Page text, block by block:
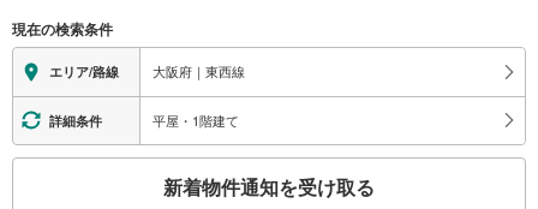
現在の検索条件
エリア/路線 大阪府｜東西線
詳細条件 平屋・1階建て
新着物件通知を受け取る